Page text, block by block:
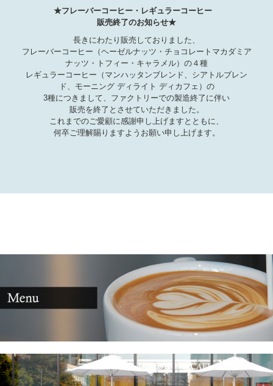
★フレーバーコーヒー・レギュラーコーヒー
販売終了のお知らせ★
長きにわたり販売しておりました、
フレーバーコーヒー（ヘーゼルナッツ・チョコレートマカダミア
ナッツ・トフィー・キャラメル）の４種
レギュラーコーヒー（マンハッタンブレンド、シアトルブレン
ド、モーニング ディライト ディカフェ）の
3種につきまして、 ファクトリーでの製造終了に伴い
販売を終了とさせていただきました。
これまでのご愛顧に感謝申し上げますとともに、
何卒ご理解賜りますようお願い申し上げます。